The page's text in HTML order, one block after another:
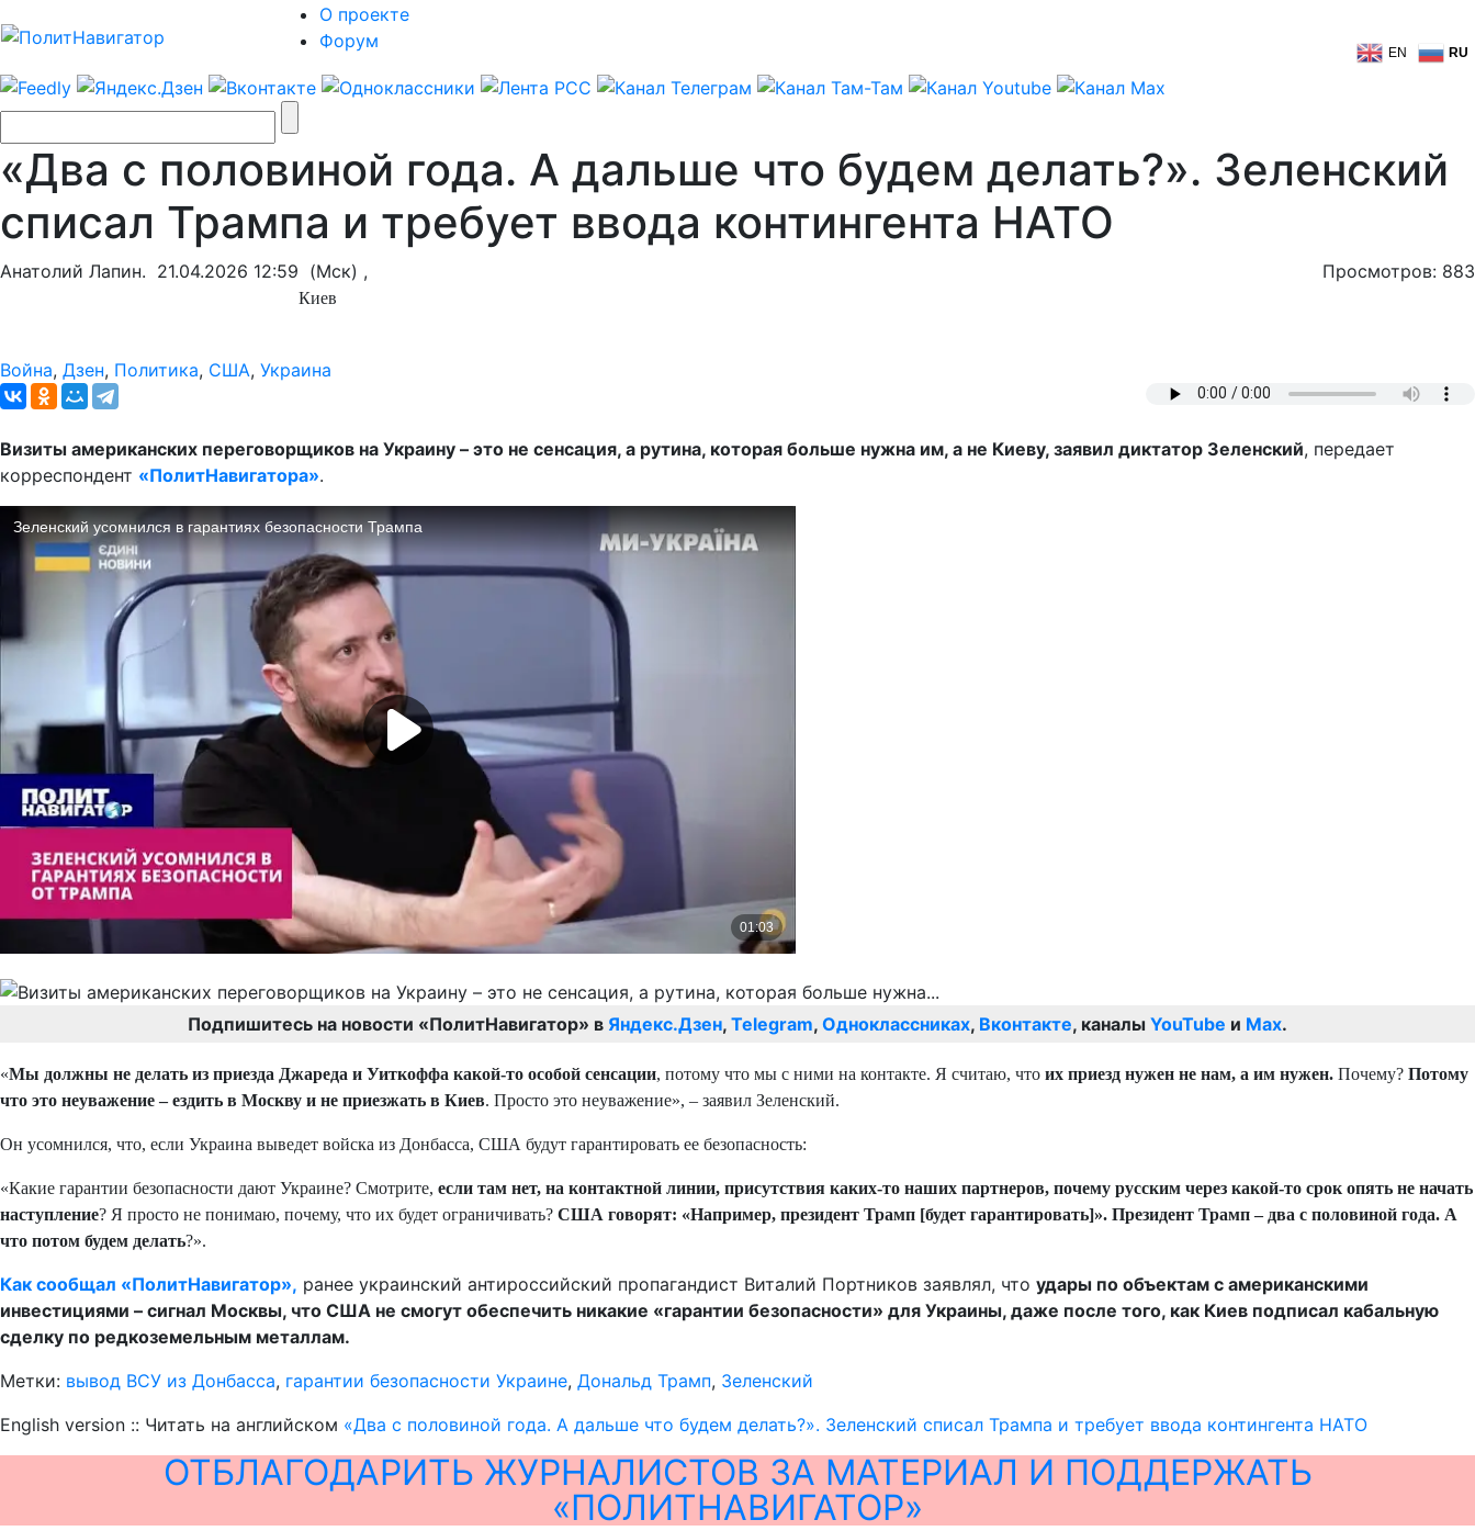
О проекте
Форум
EN RU
«Два с половиной года. А дальше что будем делать?». Зеленский
списал Трампа и требует ввода контингента НАТО
Анатолий Лапин. 21.04.2026 12:59 (Мск) ,
Киев
Просмотров: 883
Война, Дзен, Политика, США, Украина
Визиты американских переговорщиков на Украину – это не сенсация, а рутина, которая больше нужна им, а не Киеву, заявил диктатор Зеленский, передает
корреспондент «ПолитНавигатора».
Подпишитесь на новости «ПолитНавигатор» в Яндекс.Дзен, Telegram, Одноклассниках, Вконтакте, каналы YouTube и Max.
«Мы должны не делать из приезда Джареда и Уиткоффа какой-то особой сенсации, потому что мы с ними на контакте. Я считаю, что их приезд нужен не нам, а им нужен. Почему? Потому
что это неуважение – ездить в Москву и не приезжать в Киев. Просто это неуважение», – заявил Зеленский.
Он усомнился, что, если Украина выведет войска из Донбасса, США будут гарантировать ее безопасность:
«Какие гарантии безопасности дают Украине? Смотрите, если там нет, на контактной линии, присутствия каких-то наших партнеров, почему русским через какой-то срок опять не начать
наступление? Я просто не понимаю, почему, что их будет ограничивать? США говорят: «Например, президент Трамп [будет гарантировать]». Президент Трамп – два с половиной года. А
что потом будем делать?».
Как сообщал «ПолитНавигатор», ранее украинский антироссийский пропагандист Виталий Портников заявлял, что удары по объектам с американскими
инвестициями – сигнал Москвы, что США не смогут обеспечить никакие «гарантии безопасности» для Украины, даже после того, как Киев подписал кабальную
сделку по редкоземельным металлам.
Метки: вывод ВСУ из Донбасса, гарантии безопасности Украине, Дональд Трамп, Зеленский
English version :: Читать на английском «Два с половиной года. А дальше что будем делать?». Зеленский списал Трампа и требует ввода контингента НАТО
ОТБЛАГОДАРИТЬ ЖУРНАЛИСТОВ ЗА МАТЕРИАЛ И ПОДДЕРЖАТЬ
«ПОЛИТНАВИГАТОР»